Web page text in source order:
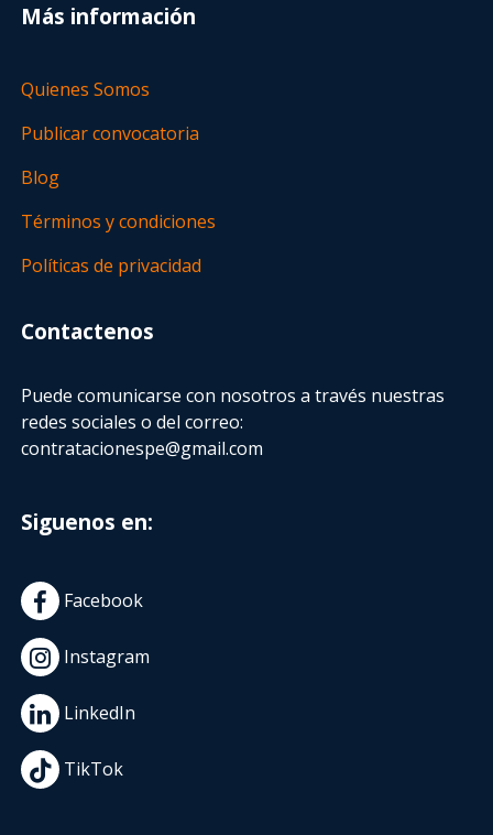
Más información
Quienes Somos
Publicar convocatoria
Blog
Términos y condiciones
Políticas de privacidad
Contactenos
Puede comunicarse con nosotros a través nuestras
redes sociales o del correo:
contratacionespe@gmail.com
Siguenos en:
Facebook
Instagram
LinkedIn
TikTok